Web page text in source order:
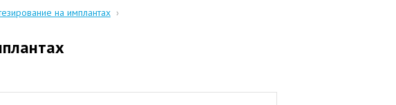
на имплантах ›